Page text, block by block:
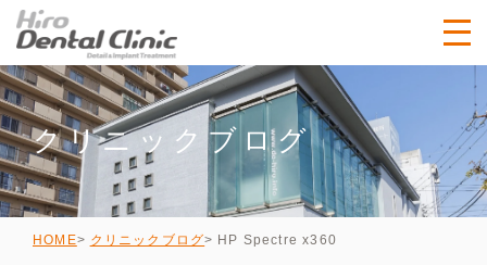
クリニックブログ
HOME クリニックブログ HP Spectre x360